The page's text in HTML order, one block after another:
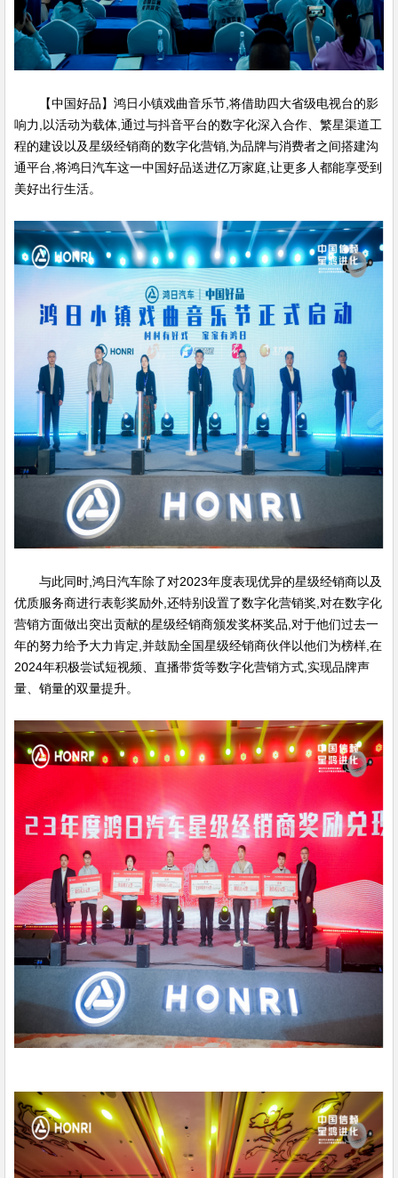
【中国好品】鸿日小镇戏曲音乐节,将借助四大省级电视台的影
响力,以活动为载体,通过与抖音平台的数字化深入合作、繁星渠道工
程的建设以及星级经销商的数字化营销,为品牌与消费者之间搭建沟
通平台,将鸿日汽车这一中国好品送进亿万家庭,让更多人都能享受到
美好出行生活。
与此同时,鸿日汽车除了对2023年度表现优异的星级经销商以及
优质服务商进行表彰奖励外,还特别设置了数字化营销奖,对在数字化
营销方面做出突出贡献的星级经销商颁发奖杯奖品,对于他们过去一
年的努力给予大力肯定,并鼓励全国星级经销商伙伴以他们为榜样,在
2024年积极尝试短视频、直播带货等数字化营销方式,实现品牌声
量、销量的双量提升。